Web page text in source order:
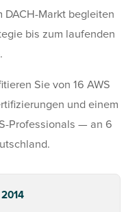
DACH-Markt begleiten
bis zum laufenden
Sie von 16 AWS
und einem
Professionals — an 6